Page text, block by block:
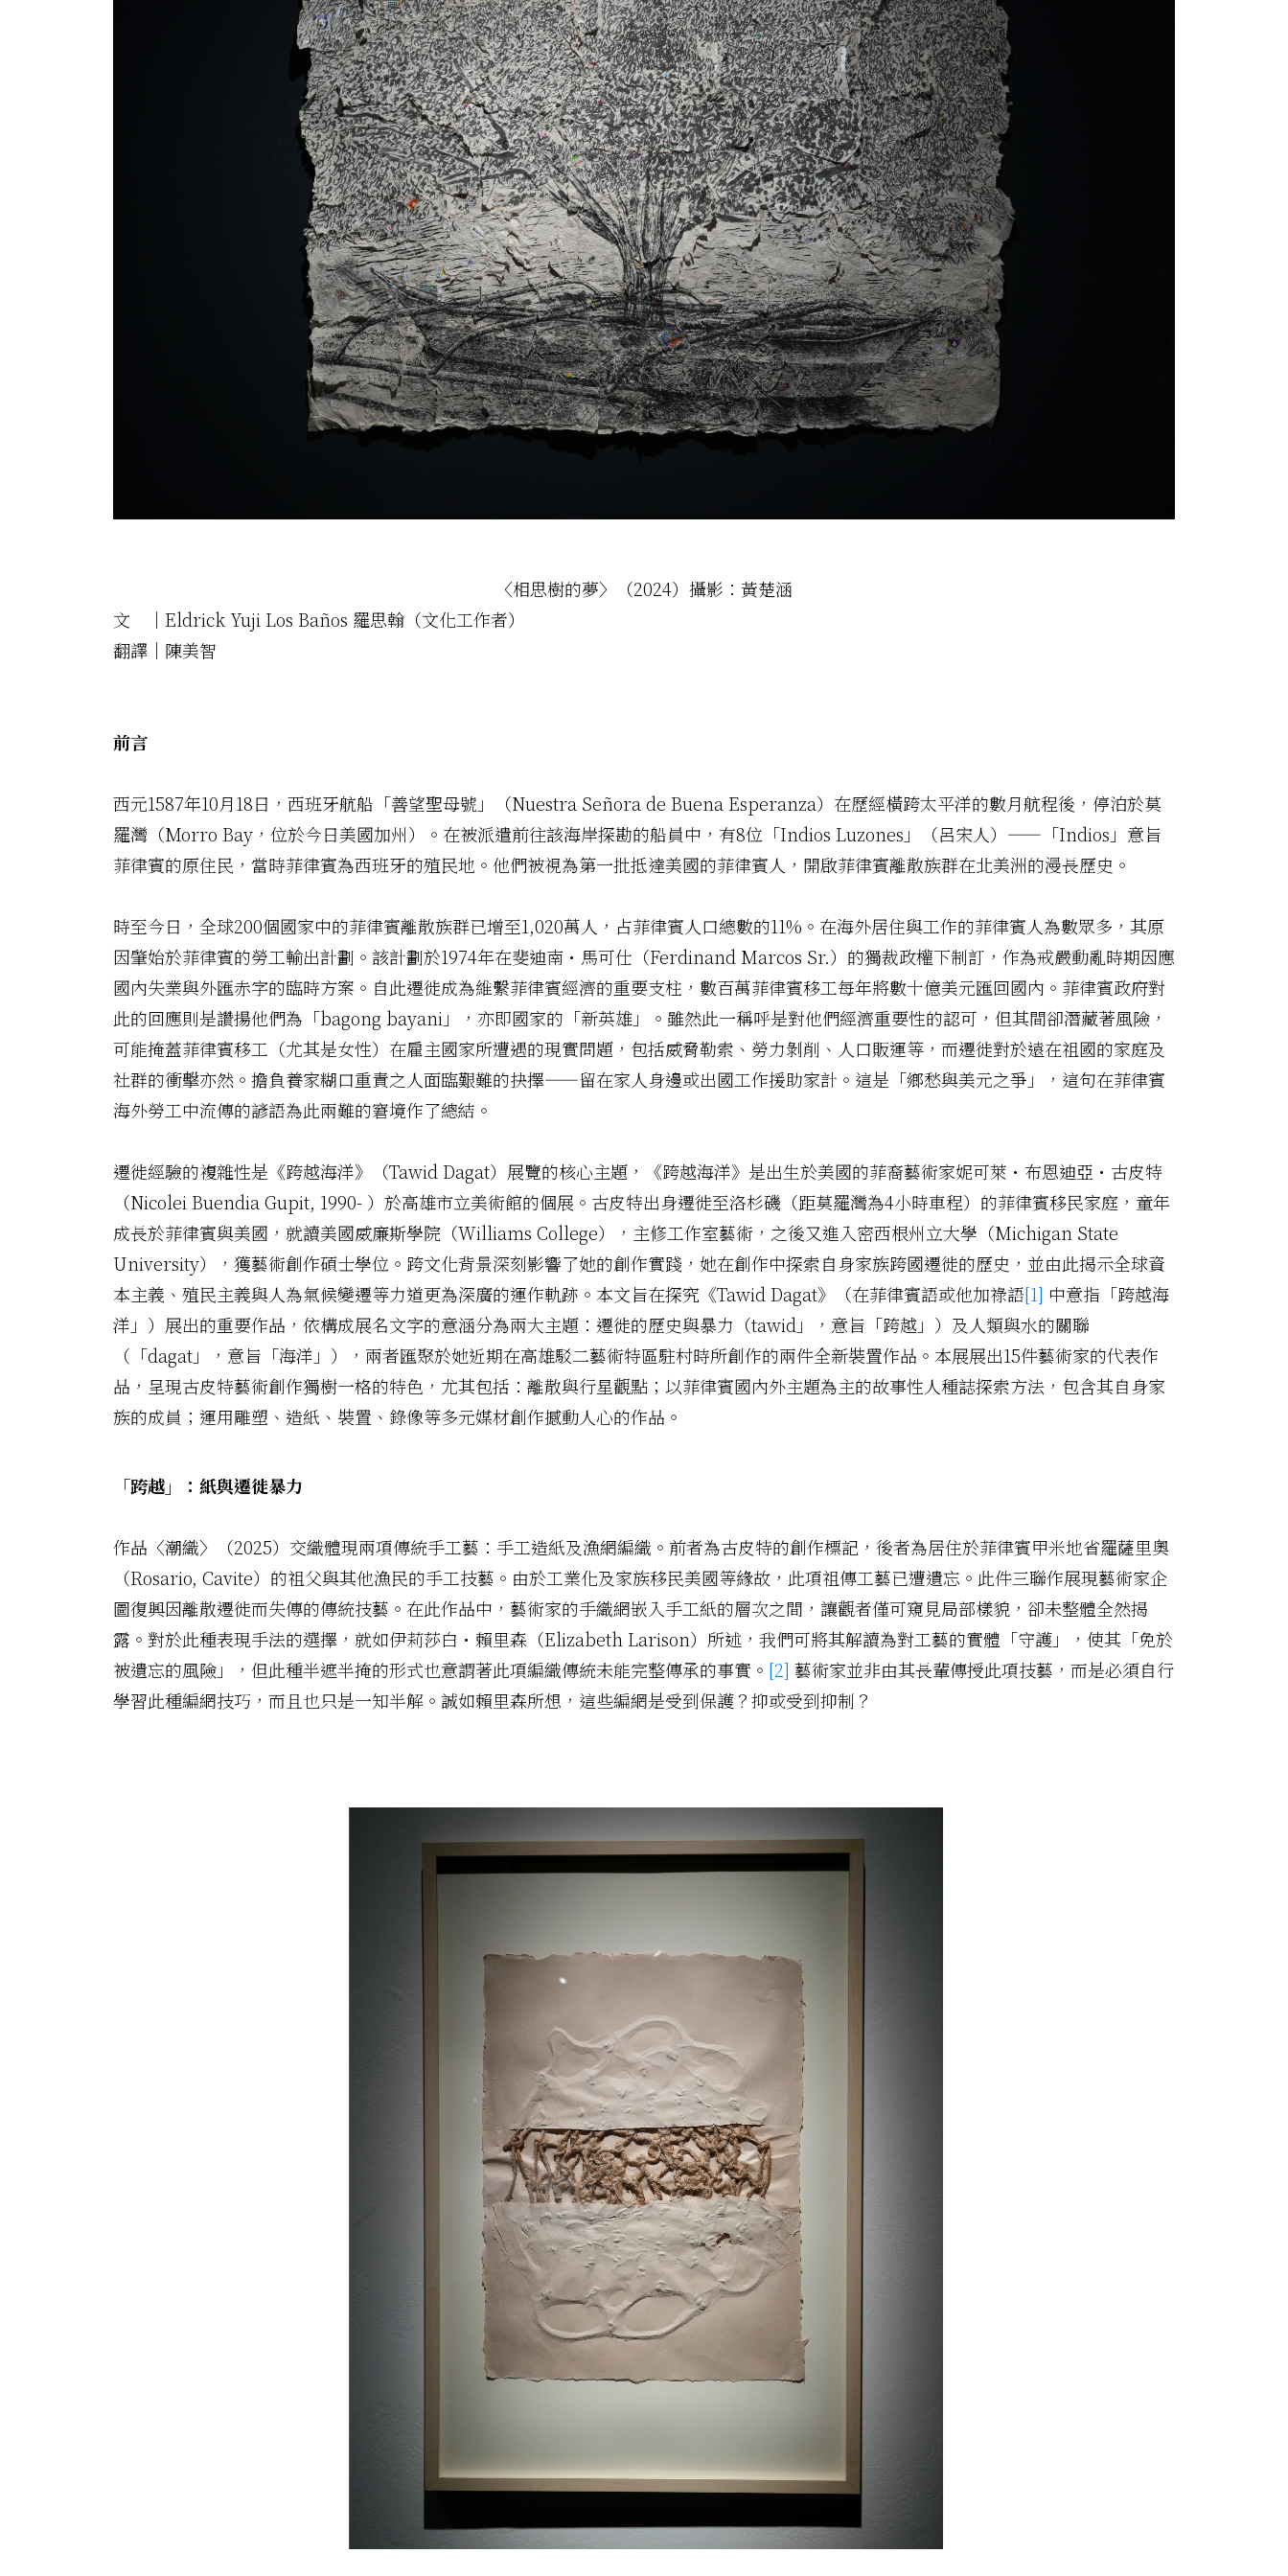
〈相思樹的夢〉（2024）攝影：黃楚涵
文 ｜Eldrick Yuji Los Baños 羅思翰（文化工作者）
翻譯｜陳美智
前言
西元1587年10月18日，西班牙航船「善望聖母號」（Nuestra Señora de Buena Esperanza）在歷經橫跨太平洋的數月航程後，停泊於莫
羅灣（Morro Bay，位於今日美國加州）。在被派遣前往該海岸探勘的船員中，有8位「Indios Luzones」（呂宋人）——「Indios」意旨
菲律賓的原住民，當時菲律賓為西班牙的殖民地。他們被視為第一批抵達美國的菲律賓人，開啟菲律賓離散族群在北美洲的漫長歷史。
時至今日，全球200個國家中的菲律賓離散族群已增至1,020萬人，占菲律賓人口總數的11%。在海外居住與工作的菲律賓人為數眾多，其原
因肇始於菲律賓的勞工輸出計劃。該計劃於1974年在斐迪南・馬可仕（Ferdinand Marcos Sr.）的獨裁政權下制訂，作為戒嚴動亂時期因應
國內失業與外匯赤字的臨時方案。自此遷徙成為維繫菲律賓經濟的重要支柱，數百萬菲律賓移工每年將數十億美元匯回國內。菲律賓政府對
此的回應則是讚揚他們為「bagong bayani」，亦即國家的「新英雄」。雖然此一稱呼是對他們經濟重要性的認可，但其間卻潛藏著風險，
可能掩蓋菲律賓移工（尤其是女性）在雇主國家所遭遇的現實問題，包括威脅勒索、勞力剝削、人口販運等，而遷徙對於遠在祖國的家庭及
社群的衝擊亦然。擔負養家糊口重責之人面臨艱難的抉擇——留在家人身邊或出國工作援助家計。這是「鄉愁與美元之爭」，這句在菲律賓
海外勞工中流傳的諺語為此兩難的窘境作了總結。
遷徙經驗的複雜性是《跨越海洋》（Tawid Dagat）展覽的核心主題，《跨越海洋》是出生於美國的菲裔藝術家妮可萊・布恩迪亞・古皮特
（Nicolei Buendia Gupit, 1990- ）於高雄市立美術館的個展。古皮特出身遷徙至洛杉磯（距莫羅灣為4小時車程）的菲律賓移民家庭，童年
成長於菲律賓與美國，就讀美國威廉斯學院（Williams College），主修工作室藝術，之後又進入密西根州立大學（Michigan State
University），獲藝術創作碩士學位。跨文化背景深刻影響了她的創作實踐，她在創作中探索自身家族跨國遷徙的歷史，並由此揭示全球資
本主義、殖民主義與人為氣候變遷等力道更為深廣的運作軌跡。本文旨在探究《Tawid Dagat》（在菲律賓語或他加祿語[1] 中意指「跨越海
洋」）展出的重要作品，依構成展名文字的意涵分為兩大主題：遷徙的歷史與暴力（tawid」，意旨「跨越」）及人類與水的關聯
（「dagat」，意旨「海洋」），兩者匯聚於她近期在高雄駁二藝術特區駐村時所創作的兩件全新裝置作品。本展展出15件藝術家的代表作
品，呈現古皮特藝術創作獨樹一格的特色，尤其包括：離散與行星觀點；以菲律賓國內外主題為主的故事性人種誌探索方法，包含其自身家
族的成員；運用雕塑、造紙、裝置、錄像等多元媒材創作撼動人心的作品。
「跨越」：紙與遷徙暴力
作品〈潮織〉（2025）交織體現兩項傳統手工藝：手工造紙及漁網編織。前者為古皮特的創作標記，後者為居住於菲律賓甲米地省羅薩里奧
（Rosario, Cavite）的祖父與其他漁民的手工技藝。由於工業化及家族移民美國等緣故，此項祖傳工藝已遭遺忘。此件三聯作展現藝術家企
圖復興因離散遷徙而失傳的傳統技藝。在此作品中，藝術家的手織網嵌入手工紙的層次之間，讓觀者僅可窺見局部樣貌，卻未整體全然揭
露。對於此種表現手法的選擇，就如伊莉莎白・賴里森（Elizabeth Larison）所述，我們可將其解讀為對工藝的實體「守護」，使其「免於
被遺忘的風險」，但此種半遮半掩的形式也意謂著此項編織傳統未能完整傳承的事實。 [2] 藝術家並非由其長輩傳授此項技藝，而是必須自行
學習此種編網技巧，而且也只是一知半解。誠如賴里森所想，這些編網是受到保護？抑或受到抑制？